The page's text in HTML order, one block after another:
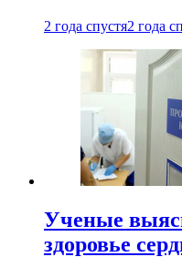
2 года спустя2 года
Ученые
здоровье